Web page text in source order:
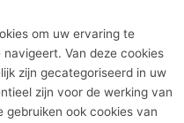
om uw ervaring te
Van deze cookies
zijn gecategoriseerd in uw
zijn voor de werking van
gebruiken ook cookies van